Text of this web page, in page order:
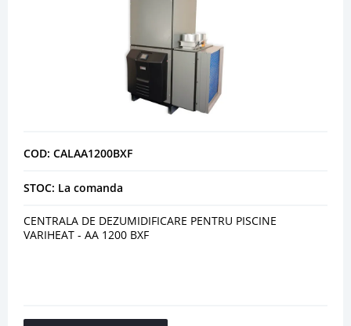
COD: CALAA1200BXF
STOC: La comanda
CENTRALA DE DEZUMIDIFICARE PENTRU PISCINE
VARIHEAT - AA 1200 BXF